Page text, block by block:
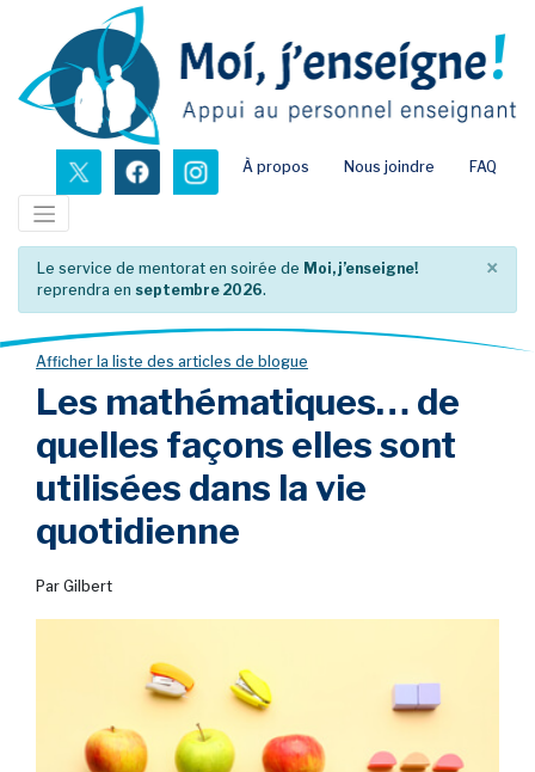
contenu
principal
nouvel ongletnouvel ongletnouvel onglet
À propos Nous joindre FAQ
Le service de mentorat en soirée de Moi, j’enseigne!
reprendra en septembre 2026.
×
Afficher la liste des articles de blogue
Les mathématiques… de
quelles façons elles sont
utilisées dans la vie
quotidienne
Par Gilbert